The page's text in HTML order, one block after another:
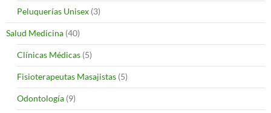
Peluquerías Unisex (3)
Salud Medicina (40)
Clínicas Médicas (5)
Fisioterapeutas Masajistas (5)
Odontología (9)